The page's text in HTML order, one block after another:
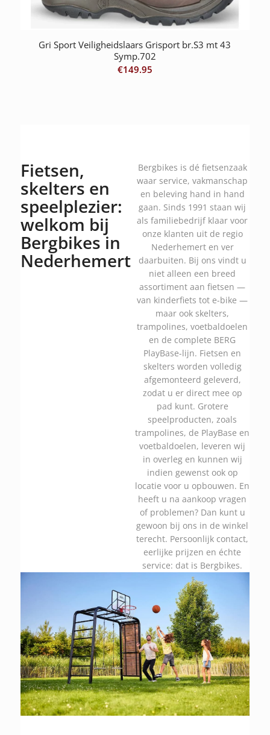
Gri Sport Veiligheidslaars Grisport br.S3 mt 43
Symp.702
€149.95
Fietsen,
skelters en
speelplezier:
welkom bij
Bergbikes in
Nederhemert
Bergbikes is dé fietsenzaak
waar service, vakmanschap
en beleving hand in hand
gaan. Sinds 1991 staan wij
als familiebedrijf klaar voor
onze klanten uit de regio
Nederhemert en ver
daarbuiten. Bij ons vindt u
niet alleen een breed
assortiment aan fietsen —
van kinderfiets tot e-bike —
maar ook skelters,
trampolines, voetbaldoelen
en de complete BERG
PlayBase-lijn. Fietsen en
skelters worden volledig
afgemonteerd geleverd,
zodat u er direct mee op
pad kunt. Grotere
speelproducten, zoals
trampolines, de PlayBase en
voetbaldoelen, leveren wij
in overleg en kunnen wij
indien gewenst ook op
locatie voor u opbouwen. En
heeft u na aankoop vragen
of problemen? Dan kunt u
gewoon bij ons in de winkel
terecht. Persoonlijk contact,
eerlijke prijzen en échte
service: dat is Bergbikes.